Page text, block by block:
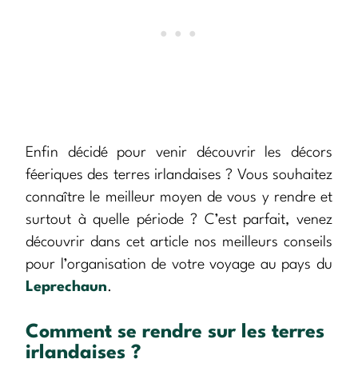
Enfin décidé pour venir découvrir les décors
féeriques des terres irlandaises ? Vous souhaitez
connaître le meilleur moyen de vous y rendre et
surtout à quelle période ? C’est parfait, venez
découvrir dans cet article nos meilleurs conseils
pour l’organisation de votre voyage au pays du
Leprechaun.
Comment se rendre sur les terres
irlandaises ?